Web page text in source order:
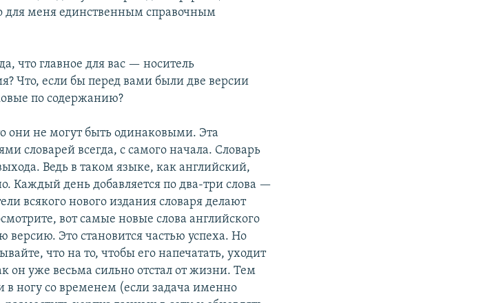
для меня единственным справочным
что главное для вас — носитель
Что, если бы перед вами были две версии
по содержанию?
они не могут быть одинаковыми. Эта
словарей всегда, с самого начала. Словарь
Ведь в таком языке, как английский,
Каждый день добавляется по два-три слова —
всякого нового издания словаря делают
вот самые новые слова английского
Это становится частью успеха. Но
что на то, чтобы его напечатать, уходит
он уже весьма сильно отстал от жизни. Тем
ногу со временем (если задача именно